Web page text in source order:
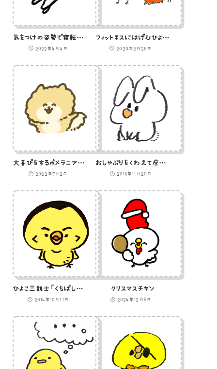
気をつけの姿勢で寝転ぶ白猫のイラスト
2022年4月4日
フィットネスにはげむひよことタコのイラスト
2020年2月26日
大喜びをするポメラニアンのイラスト
2022年7月2日
おしゃぶりをくわえて座るうさぎの赤ちゃんのイラスト
2018年11月20日
ひよこ三銃士「くちばしの専門家」のイラスト
2014年10月11日
クリスマスチキン
2024年12月5日